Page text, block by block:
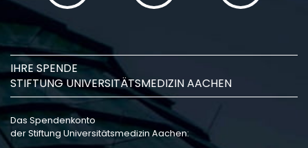
IHRE SPENDE
STIFTUNG UNIVERSITÄTSMEDIZIN AACHEN
Das Spendenkonto
der Stiftung Universitätsmedizin Aachen: